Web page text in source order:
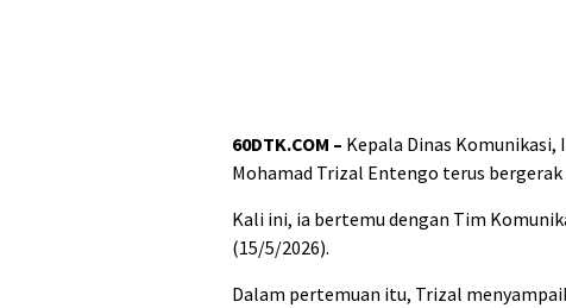
60DTK.COM – Kepala Dinas
Mohamad Trizal Entengo terus
Kali ini, ia bertemu dengan Tim
(15/5/2026).
Dalam pertemuan itu, Trizal